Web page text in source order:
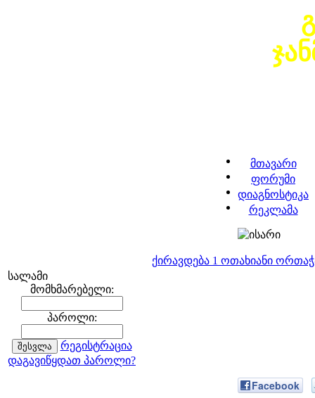
მთავარი
ფორუმი
დიაგნოსტიკა
რეკლამა
ქირავდება 1 ოთახიანი
სალამი
მომხმარებელი:
პაროლი:
რეგისტრაცია
დაგავიწყდათ პაროლი?
Facebook